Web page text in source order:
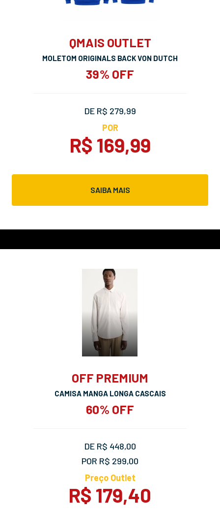
QMAIS OUTLET
MOLETOM ORIGINALS BACK VON DUTCH
39% OFF
DE R$ 279,99
POR
R$ 169,99
SAIBA MAIS
OFF PREMIUM
CAMISA MANGA LONGA CASCAIS
60% OFF
DE R$ 448,00
POR R$ 299,00
Preço Outlet
R$ 179,40